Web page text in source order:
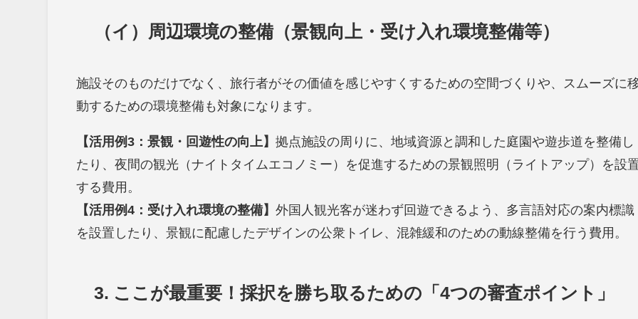
（イ）周辺環境の整備（景観向上・受け入れ環境整備等）
施設そのものだけでなく、旅行者がその価値を感じやすくするための空間づくりや、スムーズに
動するための環境整備も対象になります。
【活用例3：景観・回遊性の向上】拠点施設の周りに、地域資源と調和した庭園や遊歩道を整備し
たり、夜間の観光（ナイトタイムエコノミー）を促進するための景観照明（ライトアップ）を設
する費用。
【活用例4：受け入れ環境の整備】外国人観光客が迷わず回遊できるよう、多言語対応の案内標識
を設置したり、景観に配慮したデザインの公衆トイレ、混雑緩和のための動線整備を行う費用。
3. ここが最重要！採択を勝ち取るための「4つの審査ポイント」